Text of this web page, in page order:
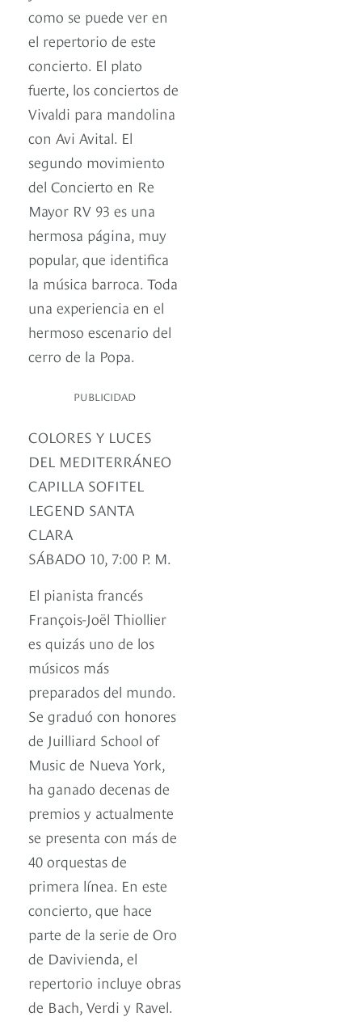
como se puede ver en
el repertorio de este
concierto. El plato
fuerte, los conciertos de
Vivaldi para mandolina
con Avi Avital. El
segundo movimiento
del Concierto en Re
Mayor RV 93 es una
hermosa página, muy
popular, que identifica
la música barroca. Toda
una experiencia en el
hermoso escenario del
cerro de la Popa.
PUBLICIDAD
COLORES Y LUCES
DEL MEDITERRÁNEO
CAPILLA SOFITEL
LEGEND SANTA
CLARA
SÁBADO 10, 7:00 P. M.
El pianista francés
François-Joël Thiollier
es quizás uno de los
músicos más
preparados del mundo.
Se graduó con honores
de Juilliard School of
Music de Nueva York,
ha ganado decenas de
premios y actualmente
se presenta con más de
40 orquestas de
primera línea. En este
concierto, que hace
parte de la serie de Oro
de Davivienda, el
repertorio incluye obras
de Bach, Verdi y Ravel.